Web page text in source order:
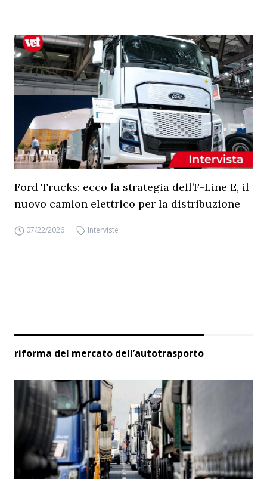
Ford Trucks: ecco la strategia dell’F-Line E, il
nuovo camion elettrico per la distribuzione
07/22/2026 Interviste
riforma del mercato dell’autotrasporto